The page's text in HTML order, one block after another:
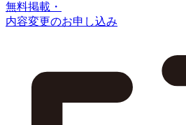
無料掲載・
内容変更のお申し込み